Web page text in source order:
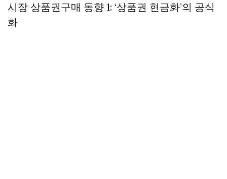
시장 상품권구매 동향 1: ‘상품권 현금화’의 공식
화